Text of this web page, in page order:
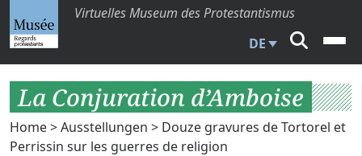
Virtuelles Museum des Protestantismus
DE
La Conjuration d’Amboise
Home>Ausstellungen > Douze gravures de Tortorel et
Perrissin sur les guerres de religion